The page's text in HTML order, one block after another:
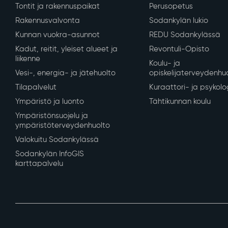
Tontit ja rakennuspaikat
Rakennusvalvonta
Kunnan vuokra-asunnot
Kadut, reitit, yleiset alueet ja
liikenne
Vesi-, energia- ja jätehuolto
Tilapalvelut
Ympäristö ja luonto
Ympäristönsuojelu ja
ympäristöterveydenhuolto
Valokuitu Sodankylässä
Sodankylän InfoGIS
karttapalvelu
Perusopetus
Sodankylän lukio
REDU Sodankylässä
Revontuli-Opisto
Koulu- ja
Kuraattori- ja
Tähtikunnan koulu